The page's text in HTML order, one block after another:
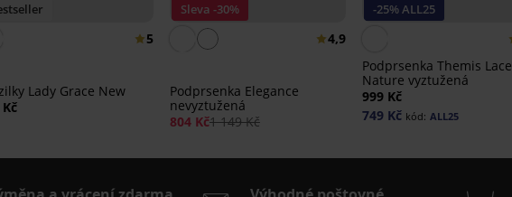
5
Lady Grace New
Sleva -30%
4,9
Podprsenka Elegance
nevyztužená
804 Kč1 149 Kč
-25% ALL25
Podprsenka Themis Lace
Nature vyztužená
999 Kč
749 Kč kód: ALL25